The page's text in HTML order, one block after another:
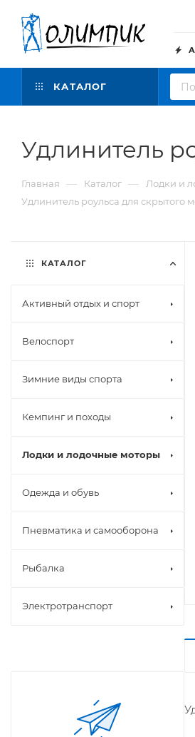
КАТАЛОГ
Удлинитель
Главная — Каталог — Лодки и
Удлинитель роульса для скрытого
КАТАЛОГ
Активный отдых и спорт
Велоспорт
Зимние виды спорта
Кемпинг и походы
Лодки и лодочные моторы
Одежда и обувь
Пневматика и самооборона
Рыбалка
Электротранспорт